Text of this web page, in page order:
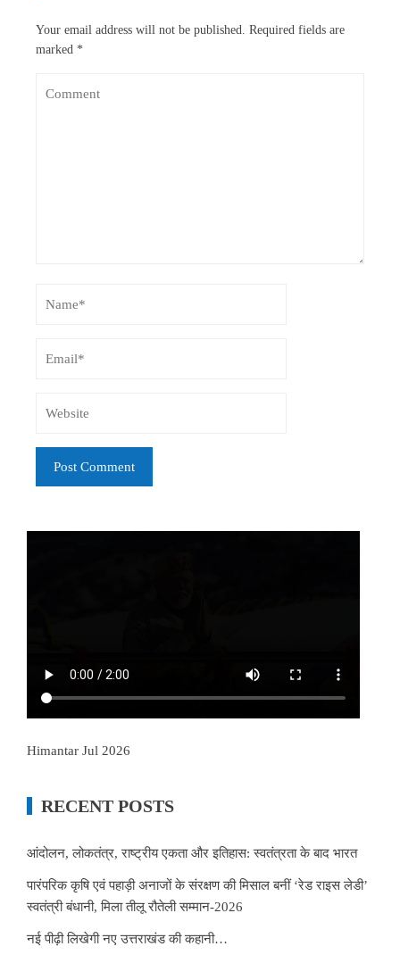
Your email address will not be published. Required fields are
marked *
Himantar Jul 2026
RECENT POSTS
आंदोलन, लोकतंत्र, राष्ट्रीय एकता और इतिहास: स्वतंत्रता के बाद भारत
पारंपरिक कृषि एवं पहाड़ी अनाजों के संरक्षण की मिसाल बनीं ‘रेड राइस लेडी’
स्वतंत्री बंधानी, मिला तीलू रौतेली सम्मान-2026
नई पीढ़ी लिखेगी नए उत्तराखंड की कहानी…